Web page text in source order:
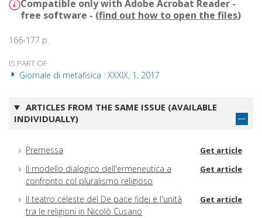
Compatible only with Adobe Acrobat Reader -
free software - (find out how to open the files)
166-177 p.
IS PART OF
Giornale di metafisica : XXXIX, 1, 2017
ARTICLES FROM THE SAME ISSUE (AVAILABLE
INDIVIDUALLY)
Premessa Get article
Il modello dialogico dell'ermeneutica a
confronto col pluralismo religioso
Get article
Il teatro celeste del De pace fidei e l'unità
tra le religioni in Nicolò Cusano
Get article